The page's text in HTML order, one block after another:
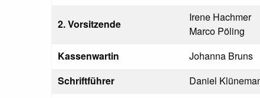
2. Vorsitzende
Irene Hachmer
Marco Pöling
Kassenwartin
Johanna Bruns
Schriftführer
Daniel